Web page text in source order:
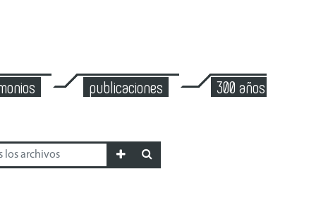
publicaciones 300 años de